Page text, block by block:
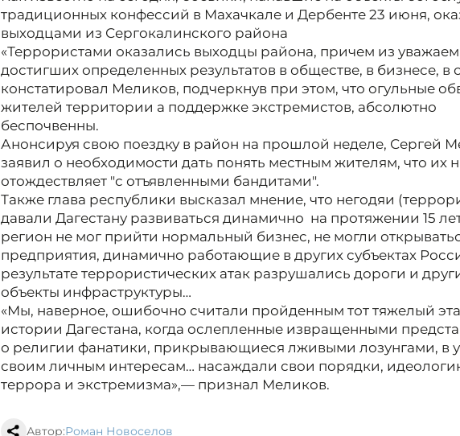
традиционных конфессий в Махачкале и Дербенте 23 июня,
выходцами из Сергокалинского района
«Террористами оказались выходцы района, причем из
достигших определенных результатов в обществе, в бизнесе, в
констатировал Меликов, подчеркнув при этом, что огульные
жителей территории а поддержке экстремистов, абсолютно
беспочвенны.
Анонсируя свою поездку в район на прошлой неделе, Сергей
заявил о необходимости дать понять местным жителям, что их
отождествляет "с отъявленными бандитами".
Также глава республики высказал мнение, что негодяи
давали Дагестану развиваться динамично на протяжении 15
регион не мог прийти нормальный бизнес, не могли
предприятия, динамично работающие в других субъектах
результате террористических атак разрушались дороги и
объекты инфраструктуры…
«Мы, наверное, ошибочно считали пройденным тот тяжелый
истории Дагестана, когда ослепленные извращенными
о религии фанатики, прикрывающиеся лживыми лозунгами, в
своим личным интересам… насаждали свои порядки,
террора и экстремизма»,— признал Меликов.
Автор:Роман Новоселов